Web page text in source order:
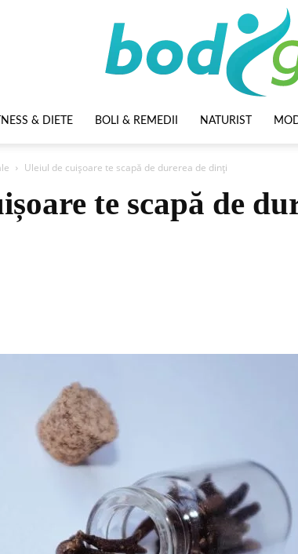
& DIETE BOLI & REMEDII NATURIST
Uleiul de cuișoare te scapă de durerea de dinți
te scapă de